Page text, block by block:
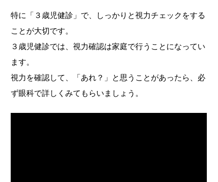
特に「３歳児健診」で、しっかりと視力チェックをする
ことが大切です。
３歳児健診では、視力確認は家庭で行うことになってい
ます。
視力を確認して、「あれ？」と思うことがあったら、必
ず眼科で詳しくみてもらいましょう。